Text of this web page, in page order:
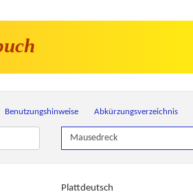
Benutzungshinweise Abkürzungsverzeichnis
Plattdeutsch